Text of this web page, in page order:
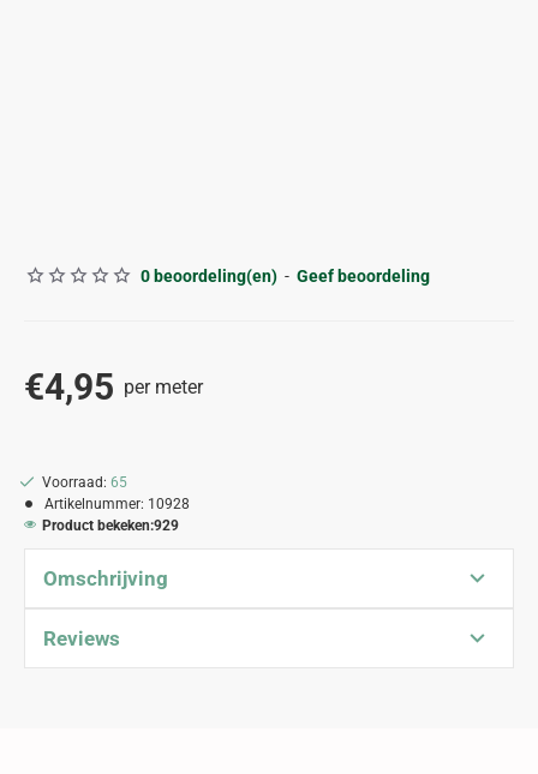
0 beoordeling(en) - Geef beoordeling
€4,95 per meter
Voorraad: 65
Artikelnummer: 10928
Product bekeken:929
Omschrijving
Reviews